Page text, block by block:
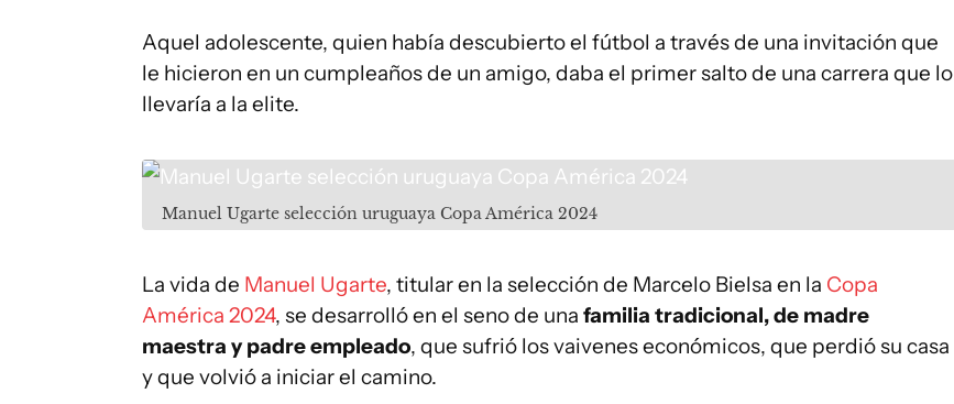
Aquel adolescente, quien había descubierto el fútbol a través de una invitación que
le hicieron en un cumpleaños de un amigo, daba el primer salto de una carrera que lo
llevaría a la elite.
Manuel Ugarte selección uruguaya Copa América 2024
La vida de Manuel Ugarte, titular en la selección de Marcelo Bielsa en la Copa
América 2024, se desarrolló en el seno de una familia tradicional, de madre
maestra y padre empleado, que sufrió los vaivenes económicos, que perdió su casa
y que volvió a iniciar el camino.